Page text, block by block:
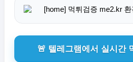
🚨 텔레그램에서 실시간